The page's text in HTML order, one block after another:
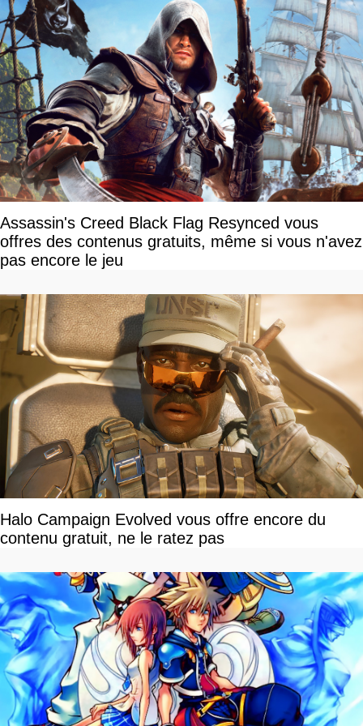
Assassin's Creed Black Flag Resynced vous
offres des contenus gratuits, même si vous n'avez
pas encore le jeu
Halo Campaign Evolved vous offre encore du
contenu gratuit, ne le ratez pas